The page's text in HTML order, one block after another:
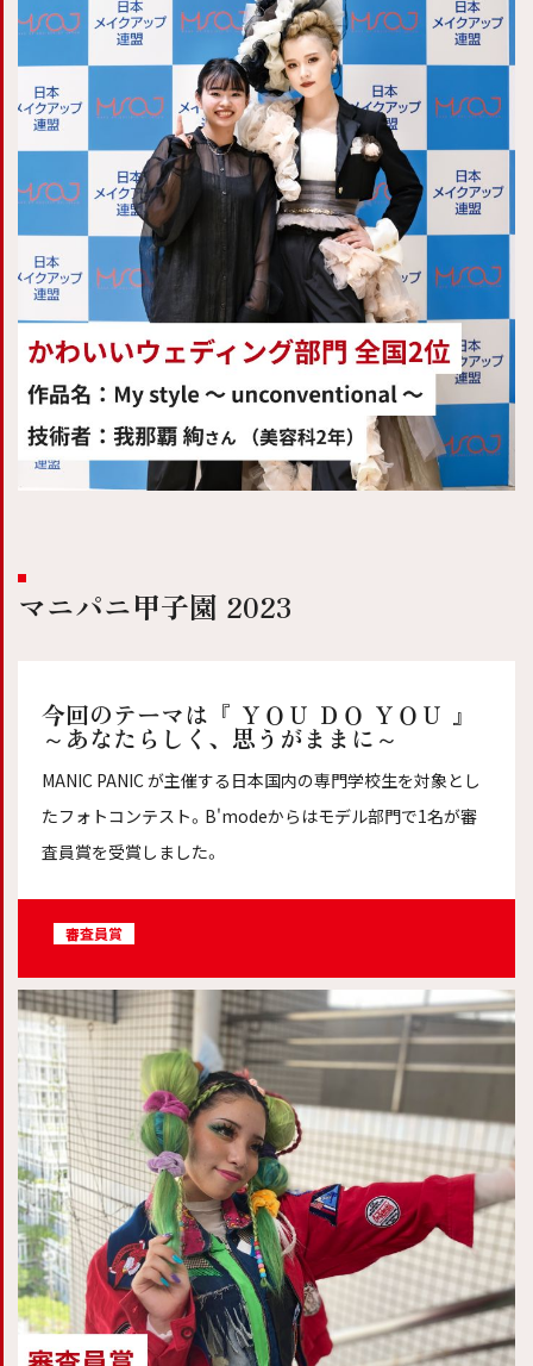
マニパニ甲子園 2023
今回のテーマは『 ＹＯＵ ＤＯ ＹＯＵ 』
～あなたらしく、思うがままに～
MANIC PANIC が主催する日本国内の専門学校生を対象とし
たフォトコンテスト。B'modeからはモデル部門で1名が審
査員賞を受賞しました。
審査員賞